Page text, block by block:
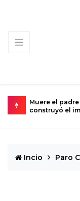
que
se
Incio Paro